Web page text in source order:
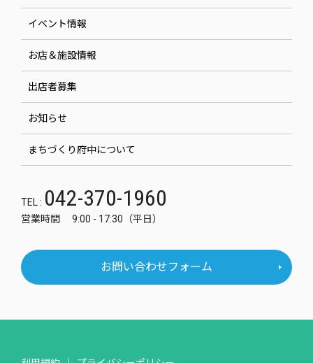
イベント情報
お店＆施設情報
出店者募集
お知らせ
まちづくり府中について
TEL : 042-370-1960
営業時間 9:00 - 17:30（平日）
お問い合わせフォーム